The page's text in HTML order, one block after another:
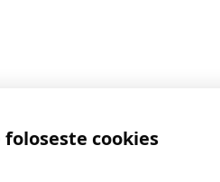
cookies